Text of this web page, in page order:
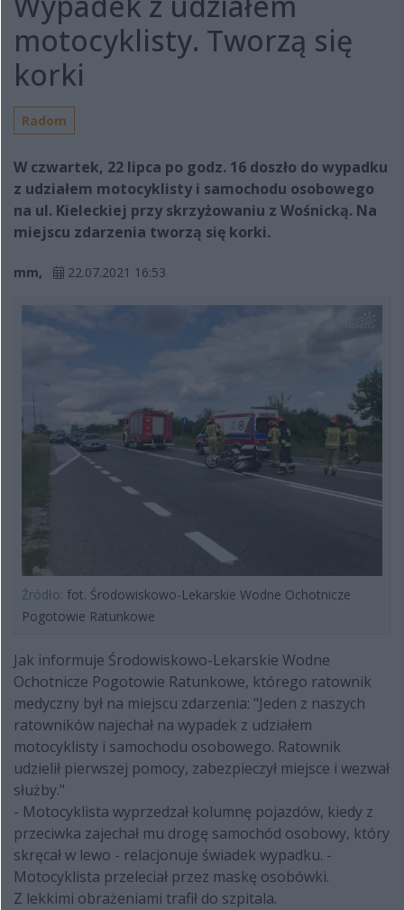
motocyklisty. Tworzą się
korki
Radom
W czwartek, 22 lipca po godz. 16 doszło do wypadku
z udziałem motocyklisty i samochodu osobowego
na ul. Kieleckiej przy skrzyżowaniu z Wośnicką. Na
miejscu zdarzenia tworzą się korki.
mm, 22.07.2021 16:53
Źródło: fot. Środowiskowo-Lekarskie Wodne Ochotnicze
Pogotowie Ratunkowe
Jak informuje Środowiskowo-Lekarskie Wodne
Ochotnicze Pogotowie Ratunkowe, którego ratownik
medyczny był na miejscu zdarzenia: "Jeden z naszych
ratowników najechał na wypadek z udziałem
motocyklisty i samochodu osobowego. Ratownik
udzielił pierwszej pomocy, zabezpieczył miejsce i wezwał
służby."
- Motocyklista wyprzedzał kolumnę pojazdów, kiedy z
przeciwka zajechał mu drogę samochód osobowy, który
skręcał w lewo - relacjonuje świadek wypadku. -
Motocyklista przeleciał przez maskę osobówki.
Z lekkimi obrażeniami trafił do szpitala.